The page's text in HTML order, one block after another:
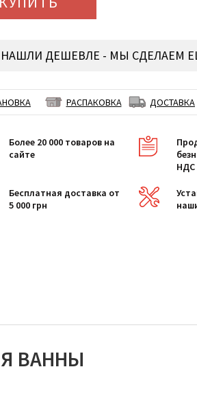
НАШЛИ ДЕШЕВЛЕ - МЫ СДЕЛАЕМ
РАСПАКОВКА ДОСТАВКА
Более 20 000 товаров на
сайте
НДС
Бесплатная доставка от
5 000 грн
ВАННЫ